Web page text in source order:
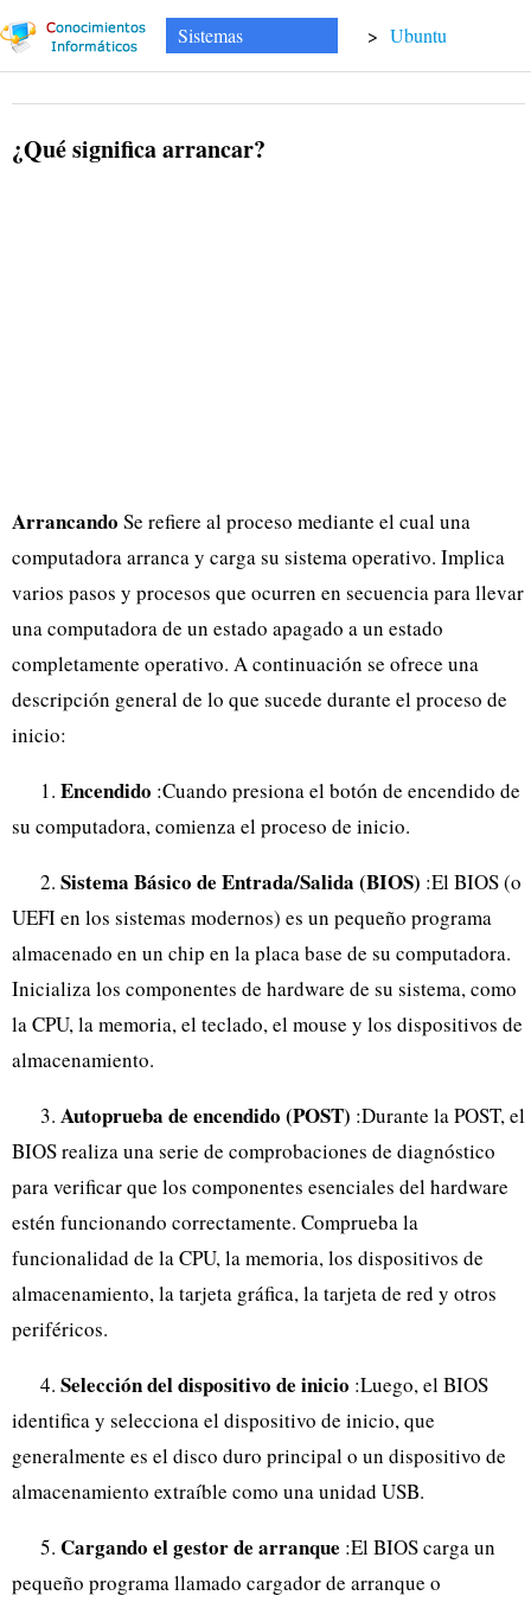
Sistemas > Ubuntu
¿Qué significa arrancar?
Arrancando Se refiere al proceso mediante el cual una
computadora arranca y carga su sistema operativo. Implica
varios pasos y procesos que ocurren en secuencia para llevar
una computadora de un estado apagado a un estado
completamente operativo. A continuación se ofrece una
descripción general de lo que sucede durante el proceso de
inicio:
1. Encendido :Cuando presiona el botón de encendido de
su computadora, comienza el proceso de inicio.
2. Sistema Básico de Entrada/Salida (BIOS) :El BIOS (o
UEFI en los sistemas modernos) es un pequeño programa
almacenado en un chip en la placa base de su computadora.
Inicializa los componentes de hardware de su sistema, como
la CPU, la memoria, el teclado, el mouse y los dispositivos de
almacenamiento.
3. Autoprueba de encendido (POST) :Durante la POST, el
BIOS realiza una serie de comprobaciones de diagnóstico
para verificar que los componentes esenciales del hardware
estén funcionando correctamente. Comprueba la
funcionalidad de la CPU, la memoria, los dispositivos de
almacenamiento, la tarjeta gráfica, la tarjeta de red y otros
periféricos.
4. Selección del dispositivo de inicio :Luego, el BIOS
identifica y selecciona el dispositivo de inicio, que
generalmente es el disco duro principal o un dispositivo de
almacenamiento extraíble como una unidad USB.
5. Cargando el gestor de arranque :El BIOS carga un
pequeño programa llamado cargador de arranque o